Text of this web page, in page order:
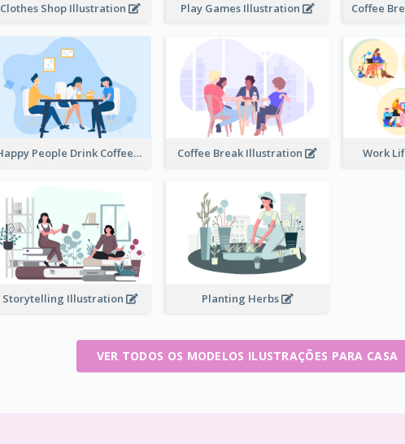
Clothes Shop Illustration Play Games Illustration
Happy People Drink Coffee Illustration Coffee Break Illustration Work
Storytelling Illustration Planting Herbs
VER TODOS OS MODELOS ILUSTRAÇÕES PARA CASA